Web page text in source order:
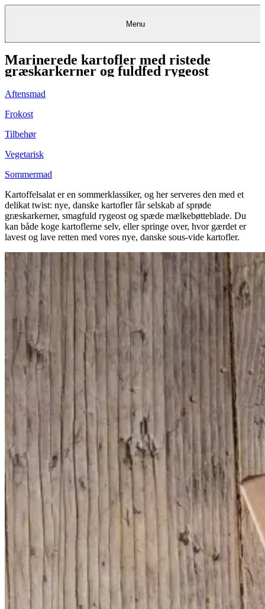
KantineKantineKantine
FrokostordningFrokostordningFrokostordning
CateringCatering& &EventsEventsCatering & Events
Madkurser
& Teambuilding
Opskrifter
RestauranterRestauranter&& Bagerier BagerierRestauranter &
Bagerier
FoodserviceFoodserviceFoodservice
Detail
Projekter
rådgivning
Eventkalender
KøbKøbgavekortgavekortKøb gavekort
KundeserviceKundeserviceKundeservice
Menu
Marinerede kartofler med ristede
græskarkerner og fuldfed rygeost
Aftensmad
Frokost
Tilbehør
Vegetarisk
Sommermad
Kartoffelsalat er en sommerklassiker, og her serveres den med et
delikat twist: nye, danske kartofler får selskab af sprøde
græskarkerner, smagfuld rygeost og spæde mælkebøtteblade. Du
kan både koge kartoflerne selv, eller springe over, hvor gærdet er
lavest og lave retten med vores nye, danske sous-vide kartofler.